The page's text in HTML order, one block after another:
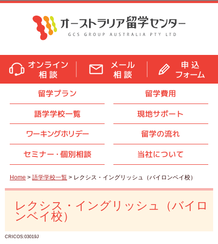
留学プラン
留学費用
語学学校一覧
現地サポート
ワーキングホリデー
留学の流れ
セミナー・ 個別相談 当社について
Home > 語学学校一覧 > レクシス・イングリッシュ（バイロンベイ校）
レクシス・イングリッシュ（バイロ
ンベイ校）
CRICOS:03019J